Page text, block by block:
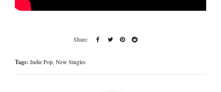
Tags: Indie Pop,New Singles